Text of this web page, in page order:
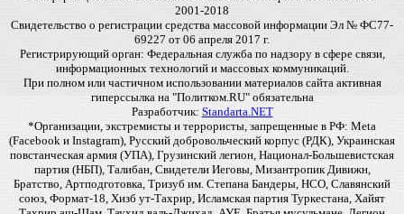
2001-2018
Свидетельство о регистрации средства массовой информации Эл № ФС77-
69227 от 06 апреля 2017 г.
Регистрирующий орган: Федеральная служба по надзору в сфере связи,
информационных технологий и массовых коммуникаций.
При полном или частичном использовании материалов сайта активная
гиперссылка на "Политком.RU" обязательна
Разработчик: Standarta.NET
*Организации, экстремисты и террористы, запрещенные в РФ: Meta
(Facebook и Instagram), Русский добровольческий корпус (РДК), Украинская
повстанческая армия (УПА), Грузинский легион, Национал-Большевистская
партия (НБП), Талибан, Свидетели Иеговы, Мизантропик Дивижн,
Братство, Артподготовка, Тризуб им. Степана Бандеры, НСО, Славянский
союз, Формат-18, Хизб ут-Тахрир, Исламская партия Туркестана, Хайят